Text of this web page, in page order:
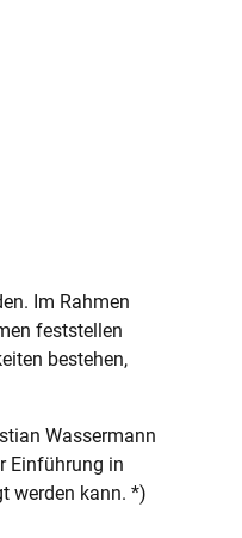
Im Rahmen
feststellen
bestehen,
Wassermann
Einführung in
werden kann. *)